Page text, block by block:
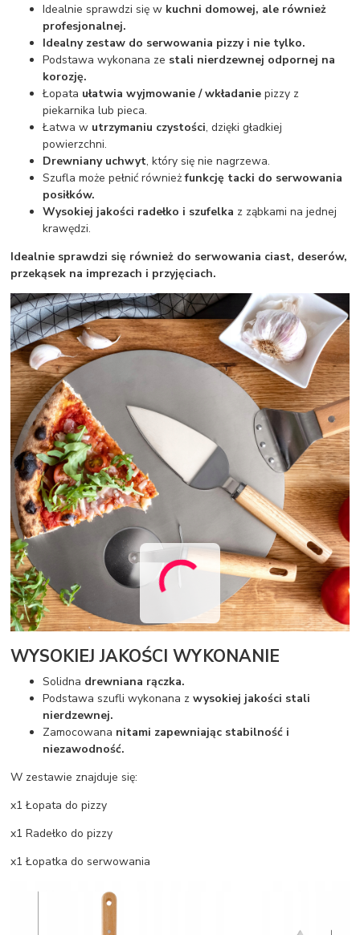
Idealnie sprawdzi się w kuchni domowej, ale również
profesjonalnej.
Idealny zestaw do serwowania pizzy i nie tylko.
Podstawa wykonana ze stali nierdzewnej odpornej na
korozję.
Łopata ułatwia wyjmowanie / wkładanie pizzy z
piekarnika lub pieca.
Łatwa w utrzymaniu czystości, dzięki gładkiej
powierzchni.
Drewniany uchwyt, który się nie nagrzewa.
Szufla może pełnić równieżfunkcję tacki do serwowania
posiłków.
Wysokiej jakości radełko i szufelka z ząbkami na jednej
krawędzi.
Idealnie sprawdzi się również do serwowania ciast, deserów,
przekąsek na imprezach i przyjęciach.
WYSOKIEJ JAKOŚCI WYKONANIE
Solidna drewniana rączka.
Podstawa szufli wykonana zwysokiej jakości stali
nierdzewnej.
Zamocowana nitami zapewniając stabilność i
niezawodność.
W zestawie znajduje się:
x1 Łopata do pizzy
x1 Radełko do pizzy
x1 Łopatka do serwowania